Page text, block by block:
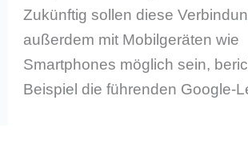
Zukünftig sollen diese
außerdem mit Mobilgeräten wie
Smartphones möglich sein,
Beispiel die führenden Google-